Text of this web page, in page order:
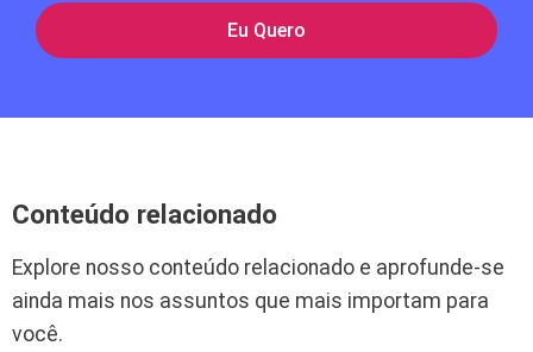
Eu Quero
Conteúdo relacionado
Explore nosso conteúdo relacionado e aprofunde-se
ainda mais nos assuntos que mais importam para
você.